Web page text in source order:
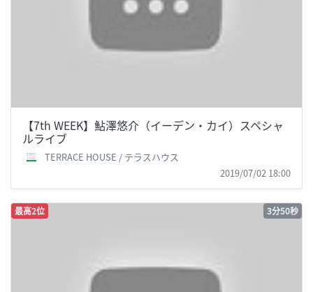
【7th WEEK】鮎澤悠介（イーデン・カイ）スペシャ
ルライブ
TERRACE HOUSE / テラスハウス
2019/07/02 18:00
最高2位 3分50秒